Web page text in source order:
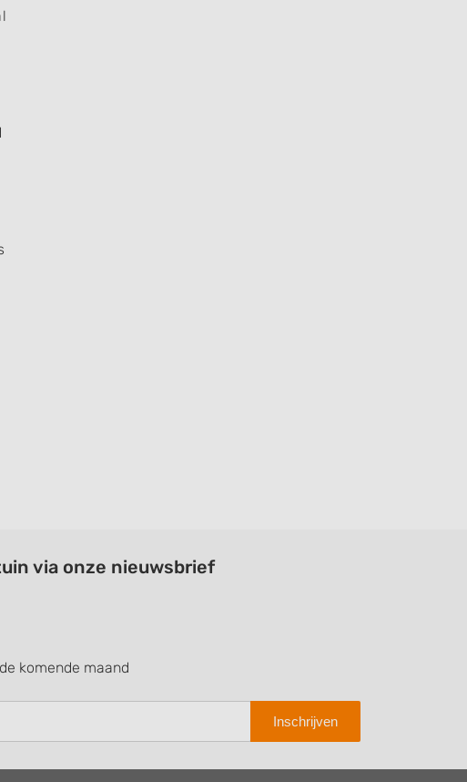
via onze nieuwsbrief
komende maand
Inschrijven